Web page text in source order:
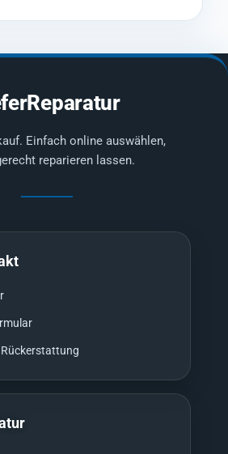
Einfach online auswählen,
reparieren lassen.